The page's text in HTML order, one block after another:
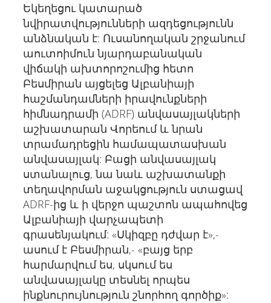
Եկեղեցու կատարած
նվիրատվությունների ազդեցությունն
անձնական է: Ուսանողական շրջանում
աուտոիմուն նյարդաբանական
վիճակի ախտորոշումից հետո
Բեսմիրան այցելեց Ալբանիայի
հաշմանդամների իրավունքների
հիմնադրամի (ADRF) անվասայլակների
աշխատարան Վորեում և նրան
տրամադրեցին համապատասխան
անվասայլակ: Բացի անվասայլակ
ստանալուց, նա նաև աշխատանքի
տեղավորման աջակցություն ստացավ
ADRF-ից և ի վերջո պաշտոն ապահովեց
Ալբանիայի վարչապետի
գրասենյակում: «Սկիզբը դժվար է»,-
ասում է Բեսմիրան,- «բայց երբ
հարմարվում ես, սկսում ես
անվասայլակը տեսնել որպես
ինքնուրույնություն շնորհող գործիք»: